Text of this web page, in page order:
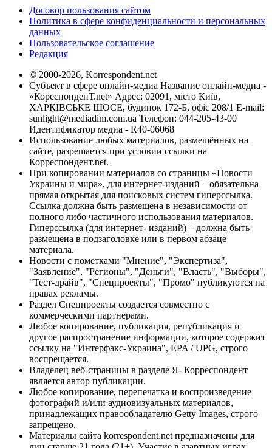
Договор пользования сайтом
Политика в сфере конфиденциальности и персональных
данных
Пользовательское соглашение
Редакция
© 2000-2026, Korrespondent.net
Субъект в сфере онлайн-медиа Название онлайн-медиа -
«КореспонденТ.net» Адрес: 02091, місто Київ,
ХАРКІВСЬКЕ ШОСЕ, будинок 172-Б, офіс 208/1 E-mail:
sunlight@mediadim.com.ua Телефон: 044-205-43-00
Идентификатор медиа - R40-06068
Использование любых материалов, размещённых на
сайте, разрешается при условии ссылки на
Корреспондент.net.
При копировании материалов со страницы «Новости
Украины и мира», для интернет-изданий – обязательна
прямая открытая для поисковых систем гиперссылка.
Ссылка должна быть размещена в независимости от
полного либо частичного использования материалов.
Гиперссылка (для интернет- изданий) – должна быть
размещена в подзаголовке или в первом абзаце
материала.
Новости с пометками "Мнение", "Экспертиза",
"Заявление", "Регионы", "Деньги", "Власть", "Выборы",
"Тест-драйв", "Спецпроекты", "Промо" публикуются на
правах рекламы.
Раздел Спецпроекты создается совместно с
коммерческими партнерами.
Любое копирование, публикация, републикация и
другое распространение информации, которое содержит
ссылку на "Интерфакс-Украина", EPA / UPG, строго
воспрещается.
Владелец веб-страницы в разделе Я- Корреспондент
является автор публикации.
Любое копирование, перепечатка и воспроизведение
фотографий и/или аудиовизуальных материалов,
принадлежащих правообладателю Getty Images, строго
запрещено.
Материалы сайта korrespondent.net предназначены для